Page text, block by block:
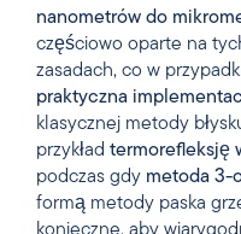
nanometrów do
częściowo oparte na
zasadach, co w
praktyczna
klasycznej metody
przykład termorefleksję
podczas gdy metoda 3-
formą metody paska
konieczne, aby